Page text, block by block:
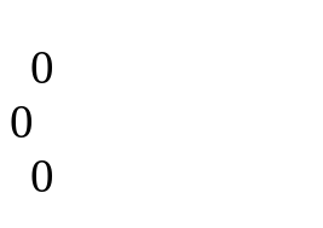
0
0
0